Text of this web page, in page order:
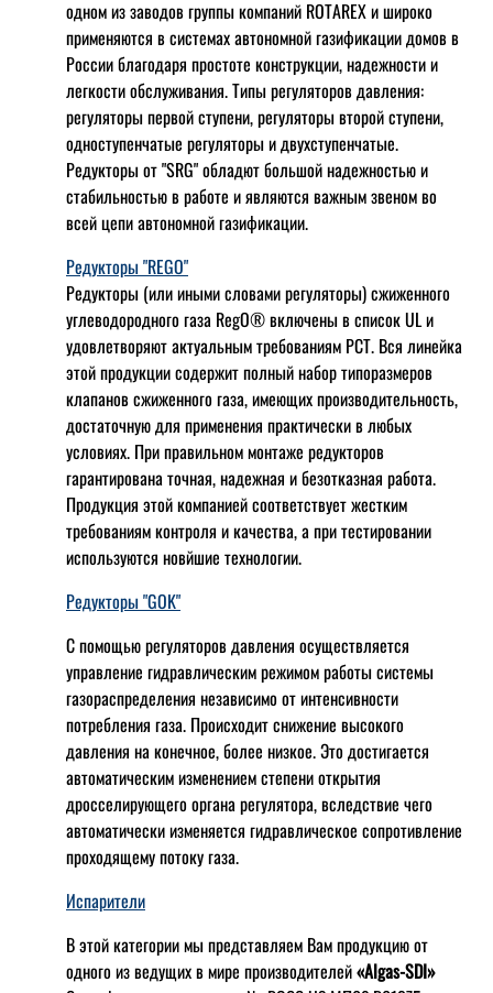
одном из заводов группы компаний ROTAREX и широко
применяются в системах автономной газификации домов в
России благодаря простоте конструкции, надежности и
легкости обслуживания. Типы регуляторов давления:
регуляторы первой ступени, регуляторы второй ступени,
одноступенчатые регуляторы и двухступенчатые.
Редукторы от "SRG" обладют большой надежностью и
стабильностью в работе и являются важным звеном во
всей цепи автономной газификации.
Редукторы "REGO"
Редукторы (или иными словами регуляторы) сжиженного
углеводородного газа RegO® включены в список UL и
удовлетворяют актуальным требованиям РСТ. Вся линейка
этой продукции содержит полный набор типоразмеров
клапанов сжиженного газа, имеющих производительность,
достаточную для применения практически в любых
условиях. При правильном монтаже редукторов
гарантирована точная, надежная и безотказная работа.
Продукция этой компанией соответствует жестким
требованиям контроля и качества, а при тестировании
используются новйшие технологии.
Редукторы "GOK"
С помощью регуляторов давления осуществляется
управление гидравлическим режимом работы системы
газораспределения независимо от интенсивности
потребления газа. Происходит снижение высокого
давления на конечное, более низкое. Это достигается
автоматическим изменением степени открытия
дросселирующего органа регулятора, вследствие чего
автоматически изменяется гидравлическое сопротивление
проходящему потоку газа.
Испарители
В этой категории мы представляем Вам продукцию от
одного из ведущих в мире производителей«Algas-SDI»